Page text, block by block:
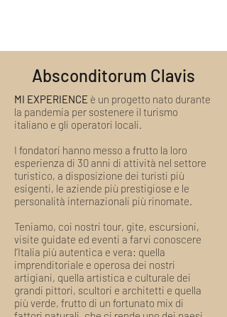
non è più possibile il cambio
si applicano le seguenti condizioni di
rimborso:
Fino a 20 giorni prima la data
prenotata: Rimborso Totale*
Da 19 giorni alla data prenotata:
Nessun Rimborso
*Eventuali Accessi, Biglietti, Fee
e ogni altro costo gestito da
operatori esterni a MI
EXPERIENCEnon possono
essere rimborsati. L'importo di
tali costi verrà detratto
dall'importo del rimborso, se
dovuto.
Casi Speciali di Rimborso:
Absconditorum Clavis
MI EXPERIENCE è un progetto nato durante
la pandemia per sostenere il turismo
italiano e gli operatori locali.
I fondatori hanno messo a frutto la loro
esperienza di 30 anni di attività nel settore
turistico, a disposizione dei turisti più
esigenti, le aziende più prestigiose e le
personalità internazionali più rinomate.
Teniamo, coi nostri tour, gite, escursioni,
visite guidate ed eventi a farvi conoscere
l’Italia più autentica e vera: quella
imprenditoriale e operosa dei nostri
artigiani, quella artistica e culturale dei
grandi pittori, scultori e architetti e quella
più verde, frutto di un fortunato mix di